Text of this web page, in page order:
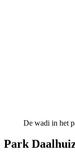
De wadi in het
Park